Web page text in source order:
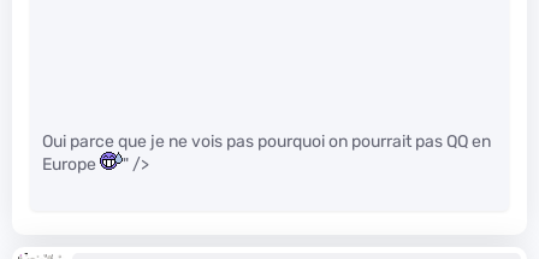
Oui parce que je ne vois pas pourquoi on pourrait pas QQ en
Europe
" />